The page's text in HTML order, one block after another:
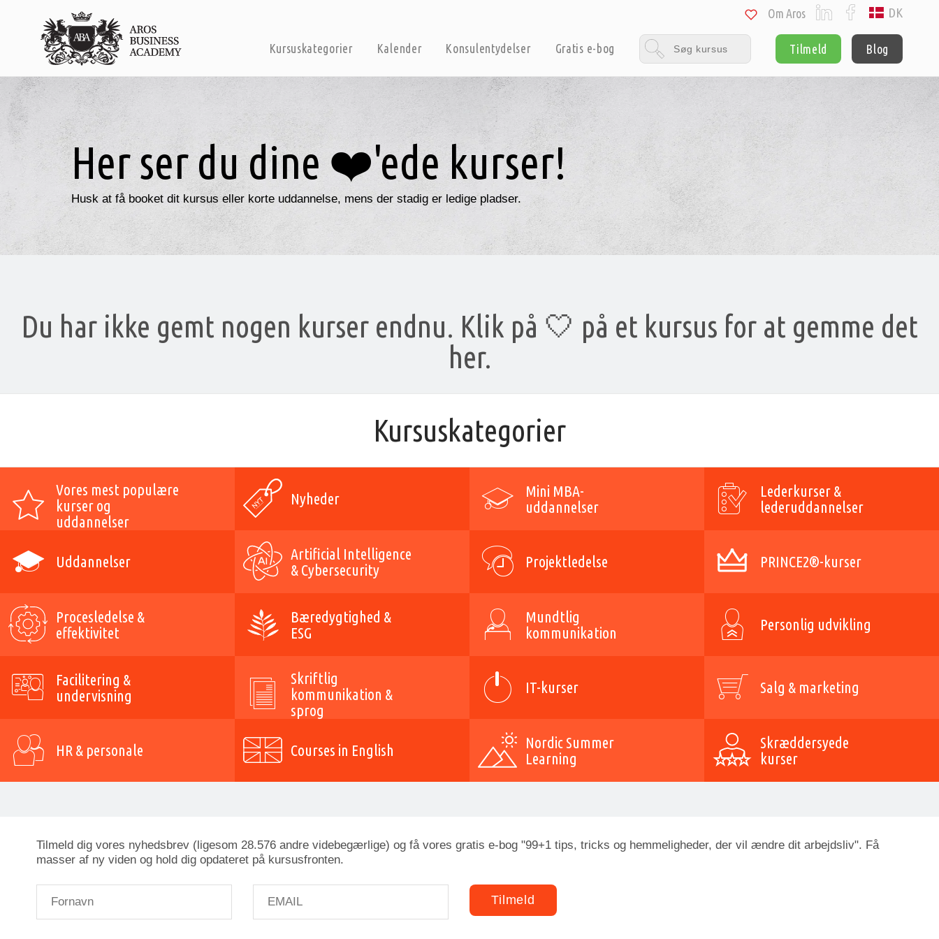
Kursuskategorier Kalender Konsulentydelser Gratis e-bog Tilmeld Blog
Om Aros DK
Her ser du dine ❤️'ede kurser!
Husk at få booket dit kursus eller korte uddannelse, mens der stadig er ledige pladser.
Du har ikke gemt nogen kurser endnu. Klik på 🤍 på et kursus for at gemme det
her.
Kursuskategorier
Vores mest populære
kurser og
uddannelser
Nyheder
Mini MBA-
uddannelser
Lederkurser &
lederuddannelser
Uddannelser
Artificial Intelligence
& Cybersecurity
Projektledelse PRINCE2®-kurser
Procesledelse &
effektivitet
Bæredygtighed &
ESG
Mundtlig
kommunikation
Personlig udvikling
Facilitering &
undervisning
Skriftlig
kommunikation &
sprog
IT-kurser Salg & marketing
HR & personale Courses in English
Nordic Summer
Learning
Skræddersyede
kurser
Tilmeld dig vores nyhedsbrev (ligesom 28.576 andre videbegærlige) og få vores gratis e-bog "99+1 tips, tricks og hemmeligheder, der vil ændre dit arbejdsliv". Få
masser af ny viden og hold dig opdateret på kursusfronten.